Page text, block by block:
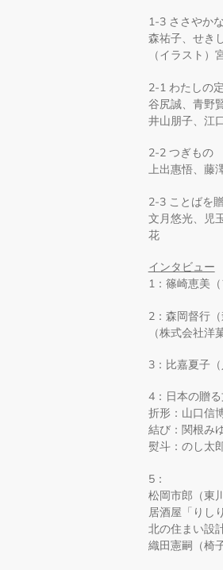
1-3 ささやか
森祐子、せき
（イラスト）
2-1 わたしの
谷尻誠、青野
井山朋子、江
2-2 つぎもの
上出惠悟、藤
2-3 ことばを
文月悠光、児
花
インタビュー
1：篠崎恵美（
⁠2：森岡督行
（株式会社洋
⁠3：比嘉夏子（
⁠4：日本の贈
折形：山口信
結び：関根み
熨斗：のし太
⁠5：
松岡市郎（東
居酒屋「りし
北の住まい設
織田憲嗣（椅